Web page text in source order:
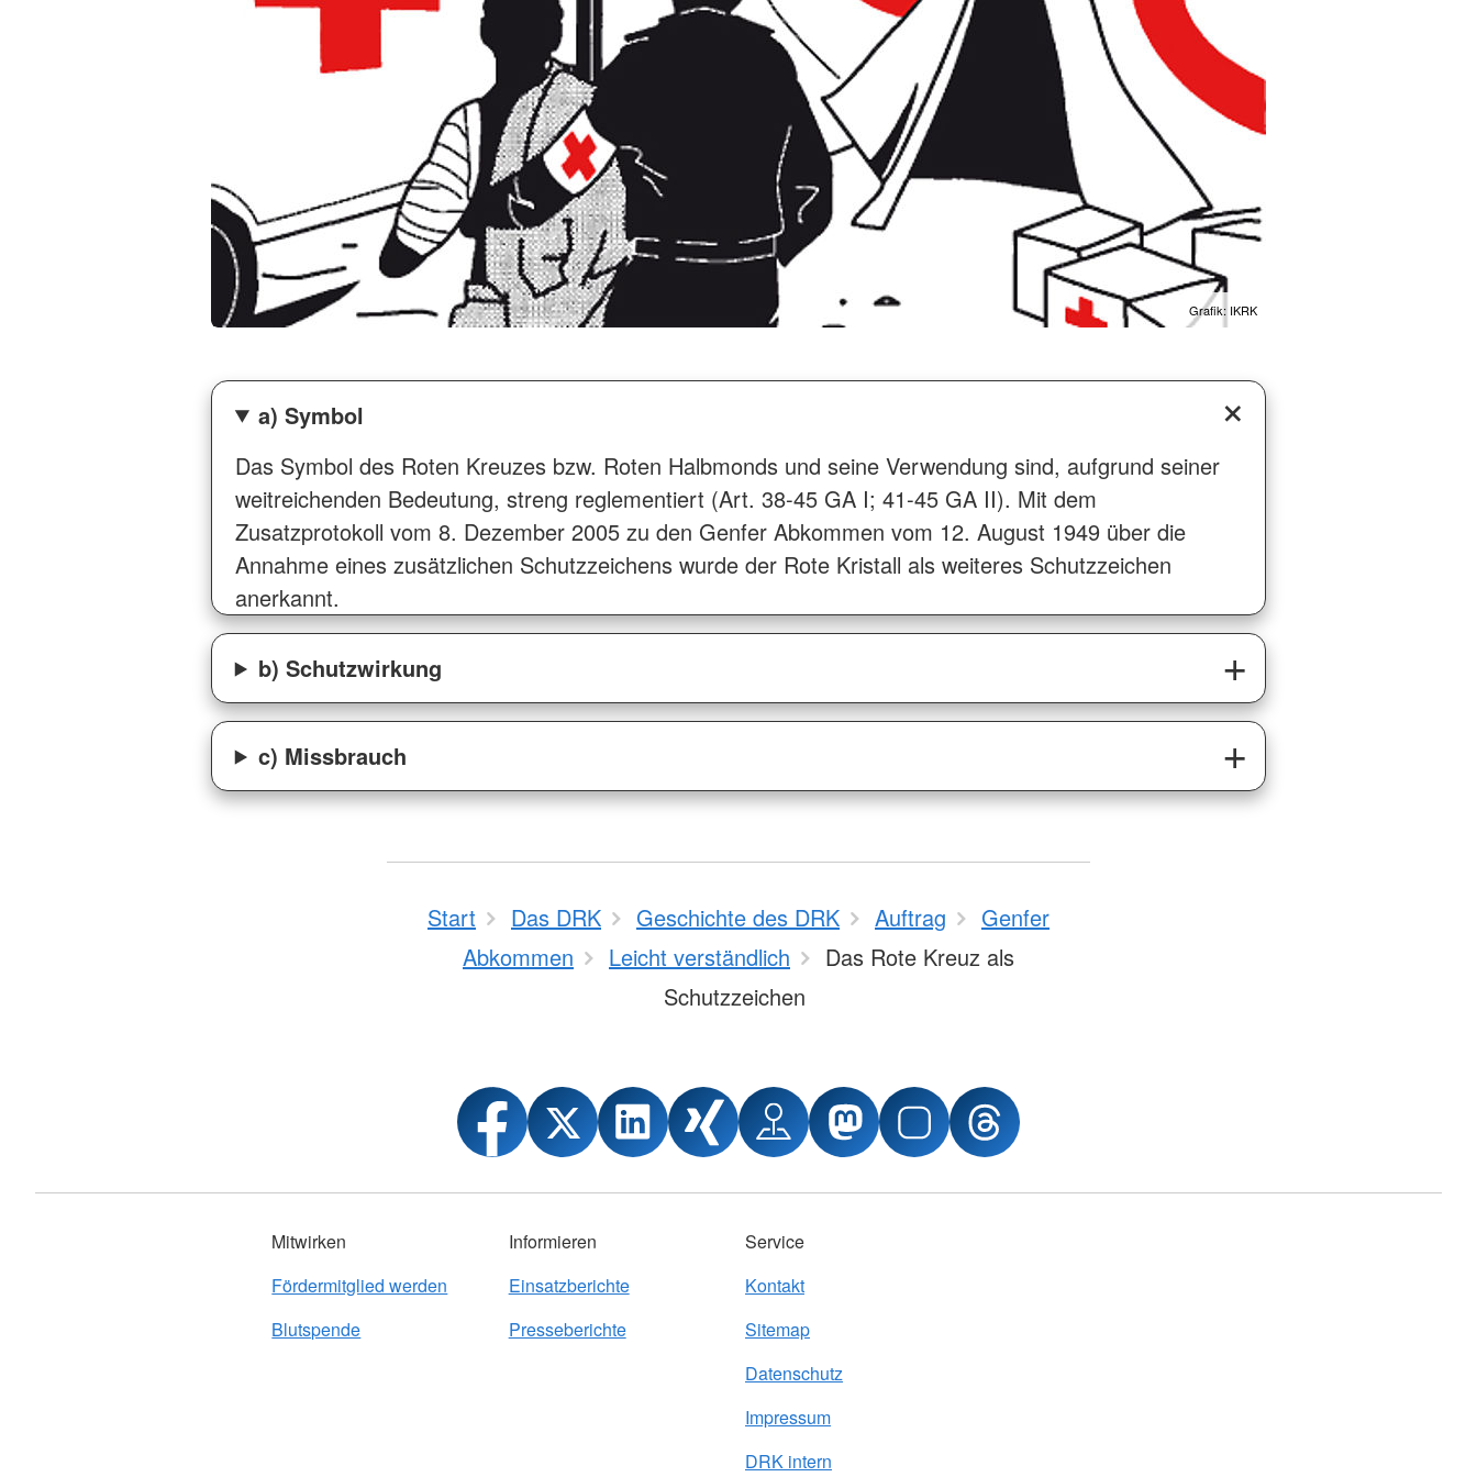
Grafik: IKRK
a) Symbol
Das Symbol des Roten Kreuzes bzw. Roten Halbmonds und seine Verwendung sind, aufgrund seiner
weitreichenden Bedeutung, streng reglementiert (Art. 38-45 GA I; 41-45 GA II). Mit dem
Zusatzprotokoll vom 8. Dezember 2005 zu den Genfer Abkommen vom 12. August 1949 über die
Annahme eines zusätzlichen Schutzzeichens wurde der Rote Kristall als weiteres Schutzzeichen
anerkannt.
b) Schutzwirkung
c) Missbrauch
Start Das DRK Geschichte des DRK Auftrag
Genfer
Abkommen
Leicht verständlich
Das Rote Kreuz als
Schutzzeichen
Mitwirken
Fördermitglied werden
Blutspende
Informieren
Einsatzberichte
Presseberichte
Service
Kontakt
Sitemap
Datenschutz
Impressum
DRK intern